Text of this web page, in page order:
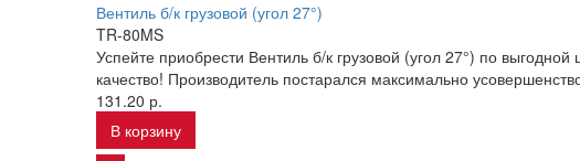
Вентиль б/к грузовой (угол 27°)
TR-80MS
Успейте приобрести Вентиль б/к грузовой (угол 27°) по
качество! Производитель постарался максимально
131.20 р.
В корзину